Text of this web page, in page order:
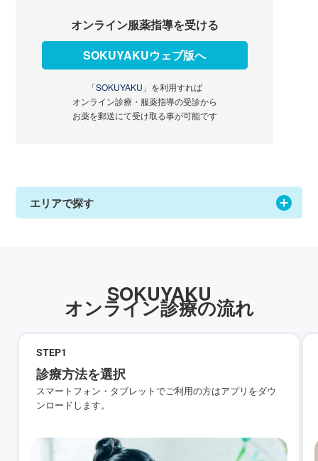
オンライン服薬指導を受ける
SOKUYAKUウェブ版へ
「SOKUYAKU」 を利用すれば
オンライン診療・服薬指導の受診から
お薬を郵送にて受け取る事が可能です
エリアで探す
SOKUYAKU
オンライン診療の流れ
STEP1
診療方法を選択
スマートフォン・タブレットでご利用の方はアプリをダウ
ンロードします。